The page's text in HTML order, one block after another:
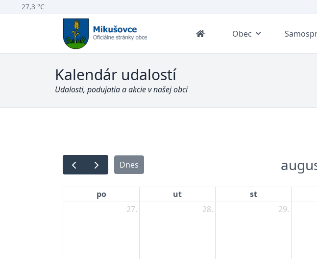
27,3 °C
Obec
Kalendár udalostí
Udalosti, podujatia a akcie v našej obci
Dnes
po ut st
27.
28. 29.